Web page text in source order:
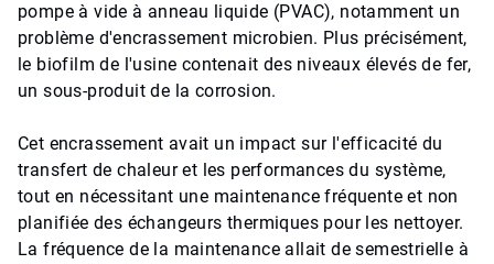
pompe à vide à anneau liquide (PVAC), notamment un
problème d'encrassement microbien. Plus précisément,
le biofilm de l'usine contenait des niveaux élevés de fer,
un sous-produit de la corrosion.
Cet encrassement avait un impact sur l'efficacité du
transfert de chaleur et les performances du système,
tout en nécessitant une maintenance fréquente et non
planifiée des échangeurs thermiques pour les nettoyer.
La fréquence de la maintenance allait de semestrielle à